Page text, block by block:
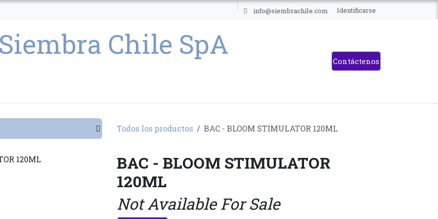
info@siembrachile.com Identificarse
Contáctenos
Todos los productos BAC - BLOOM STIMULATOR 120ML
BAC - BLOOM STIMULATOR
120ML
Not Available For Sale